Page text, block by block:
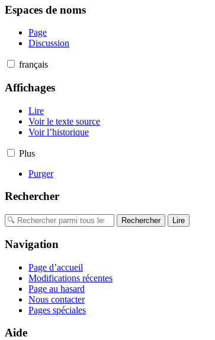
Espaces de noms
Page
Discussion
français
Affichages
Lire
Voir le texte source
Voir l’historique
Plus
Purger
Rechercher
Navigation
Page d’accueil
Modifications récentes
Page au hasard
Nous contacter
Pages spéciales
Aide